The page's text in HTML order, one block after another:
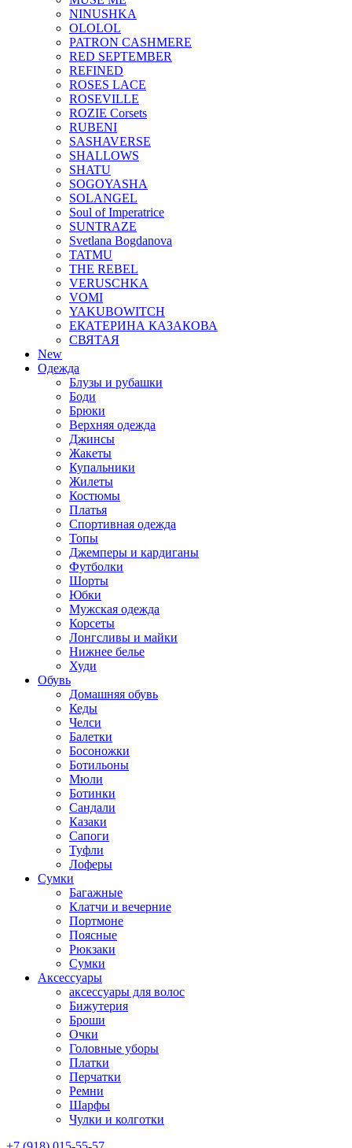
NINUSHKA
OLOLOL
PATRON CASHMERE
RED SEPTEMBER
REFINED
ROSES LACE
ROSEVILLE
ROZIE Corsets
RUBENI
SASHAVERSE
SHALLOWS
SHATU
SOGOYASHA
SOLANGEL
Soul of Imperatrice
SUNTRAZE
Svetlana Bogdanova
TATMU
THE REBEL
VERUSCHKA
VOMI
YAKUBOWITCH
ЕКАТЕРИНА КАЗАКОВА
СВЯТАЯ
New
Одежда
Блузы и рубашки
Боди
Брюки
Верхняя одежда
Джинсы
Жакеты
Купальники
Жилеты
Костюмы
Платья
Спортивная одежда
Топы
Джемперы и кардиганы
Футболки
Шорты
Юбки
Мужская одежда
Корсеты
Лонгсливы и майки
Нижнее белье
Худи
Обувь
Домашняя обувь
Кеды
Челси
Балетки
Босоножки
Ботильоны
Мюли
Ботинки
Сандали
Казаки
Сапоги
Туфли
Лоферы
Сумки
Багажные
Клатчи и вечерние
Портмоне
Поясные
Рюкзаки
Сумки
Аксессуары
аксессуары для волос
Бижутерия
Броши
Очки
Головные уборы
Платки
Перчатки
Ремни
Шарфы
Чулки и колготки